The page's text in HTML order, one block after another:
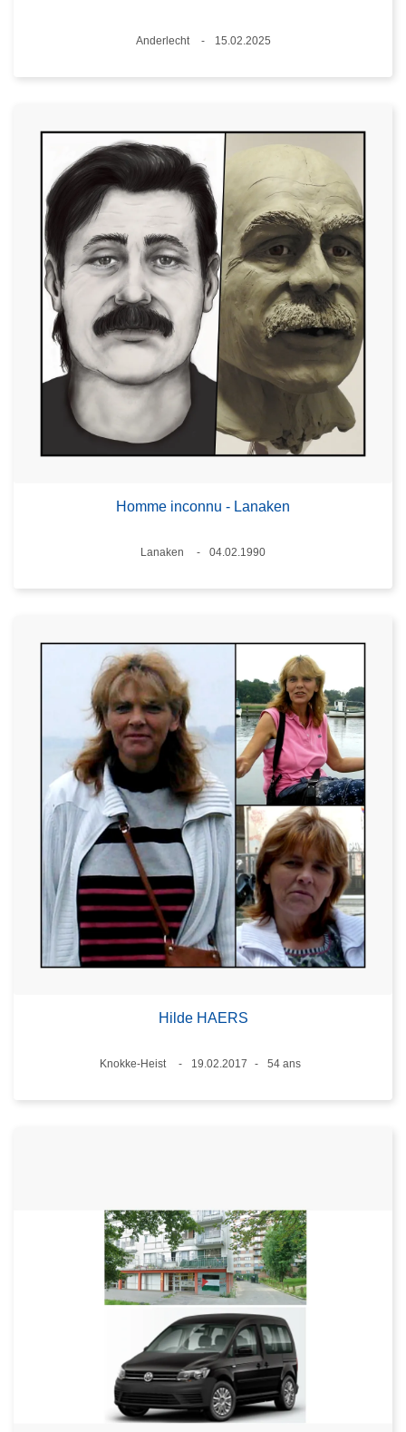
Lieux
Anderlecht
15.02.2025
Homme inconnu - Lanaken
Lieux
Lanaken
04.02.1990
Hilde HAERS
Lieux
Knokke-Heist
19.02.2017
54 ans